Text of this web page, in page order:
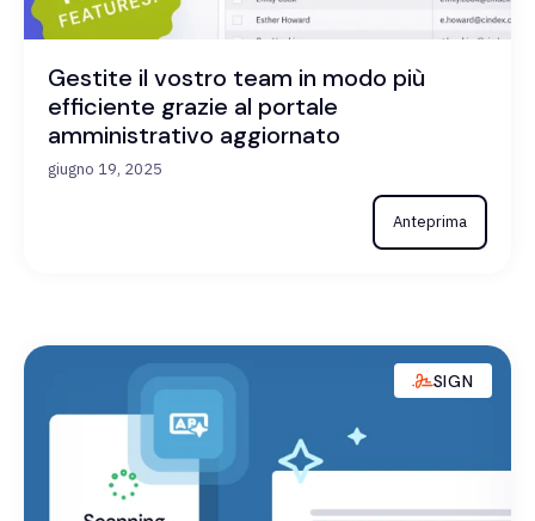
Gestite il vostro team in modo più
efficiente grazie al portale
amministrativo aggiornato
giugno 19, 2025
Anteprima
SIGN